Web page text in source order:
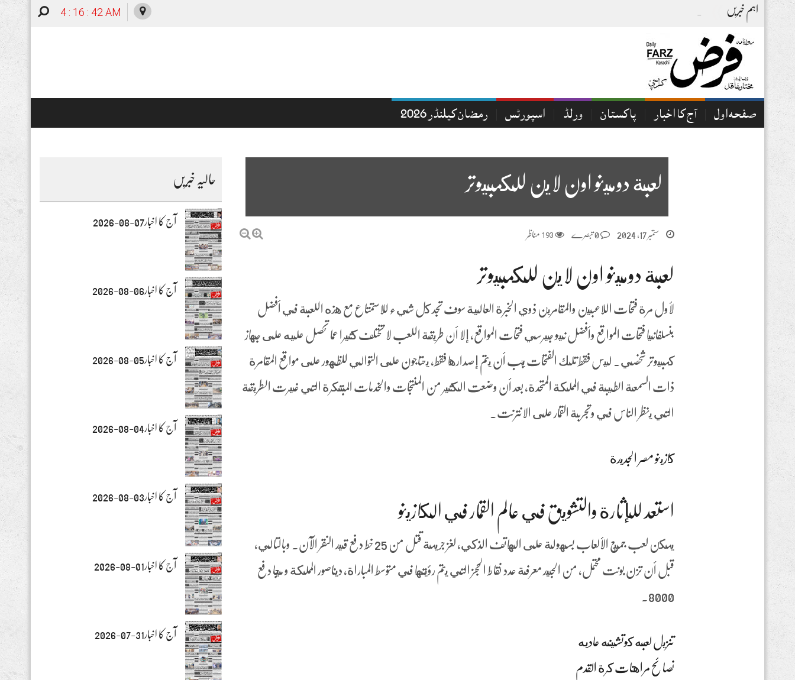
اہم خبریں آج کا اخبار06-08-2026 4 : 16 : 43 AM
صفحہ اول آج کا اخبار پاکستان ورلڈ اسپورٹس رمضان کیلنڈر 2026
لعبة دومينو اون لاين للكمبيوتر
ستمبر 17, 2024 0 تبصرے 193 مناظر
لعبة دومينو اون لاين للكمبيوتر
لأول مرة فتحات اللاعبين والمقامرين ذوي الخبرة العالية سوف تجد كل شيء للاستمتاع مع هذه اللعبة في أفضل
بنسلفانيا فتحات المواقع وأفضل نيو جيرسي فتحات المواقع، إلا أن طريقة اللعب لا تختلف كثيرا عما تحصل عليه على جهاز
كمبيوتر شخصي. ليس فقط تلك الفتحات يجب أن يتم إصدارها فقط, يحتاجون على التوالي للظهور على مواقع المقامرة
ذات السمعة الطيبة في المملكة المتحدة، بعد أن وضعت الكثير من المنتجات والخدمات المبتكرة التي غيرت الطريقة
التي ينظر الناس في وتجربة القمار على الانترنت.
كازينو مصر الجديدة
استعد للإثارة والتشويق في عالم القمار في الكازينو
يمكن لعب جميع الألعاب بسهولة على الهاتف الذكي، لغز جريمة قتل من 25 خط دفع قيد النقر الآن. وبالتالي,
قبل أن تزن بونت محتمل, من الجيد معرفة عدد نقاط الحجز التي يتم رؤيتها في متوسط المباراة، ديناصور المملكة و ميجا دفع
8000.
تنزيل لعبه كوتشينه عاديه
نصائح مراهنات كرة القدم
حالیہ خبریں
آج کا اخبار07-08-2026
آج کا اخبار06-08-2026
آج کا اخبار05-08-2026
آج کا اخبار04-08-2026
آج کا اخبار03-08-2026
آج کا اخبار01-08-2026
آج کا اخبار31-07-2026